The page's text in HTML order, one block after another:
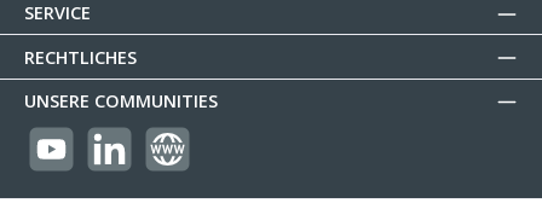
SERVICE
RECHTLICHES
UNSERE COMMUNITIES
https://youtube.com/@reflectogmbh2119?si=Oew0U3xn87ZcBMoM
LinkedIn Website